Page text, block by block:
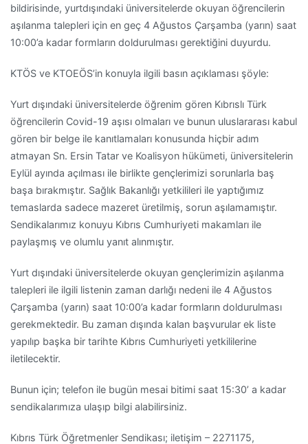
bildirisinde, yurtdışındaki üniversitelerde okuyan öğrencilerin
aşılanma talepleri için en geç 4 Ağustos Çarşamba (yarın) saat
10:00’a kadar formların doldurulması gerektiğini duyurdu.
KTÖS ve KTOEÖS’in konuyla ilgili basın açıklaması şöyle:
Yurt dışındaki üniversitelerde öğrenim gören Kıbrıslı Türk
öğrencilerin Covid-19 aşısı olmaları ve bunun uluslararası kabul
gören bir belge ile kanıtlamaları konusunda hiçbir adım
atmayan Sn. Ersin Tatar ve Koalisyon hükümeti, üniversitelerin
Eylül ayında açılması ile birlikte gençlerimizi sorunlarla baş
başa bırakmıştır. Sağlık Bakanlığı yetkilileri ile yaptığımız
temaslarda sadece mazeret üretilmiş, sorun aşılamamıştır.
Sendikalarımız konuyu Kıbrıs Cumhuriyeti makamları ile
paylaşmış ve olumlu yanıt alınmıştır.
Yurt dışındaki üniversitelerde okuyan gençlerimizin aşılanma
talepleri ile ilgili listenin zaman darlığı nedeni ile 4 Ağustos
Çarşamba (yarın) saat 10:00’a kadar formların doldurulması
gerekmektedir. Bu zaman dışında kalan başvurular ek liste
yapılıp başka bir tarihte Kıbrıs Cumhuriyeti yetkililerine
iletilecektir.
Bunun için; telefon ile bugün mesai bitimi saat 15:30’ a kadar
sendikalarımıza ulaşıp bilgi alabilirsiniz.
Kıbrıs Türk Öğretmenler Sendikası; iletişim – 2271175,